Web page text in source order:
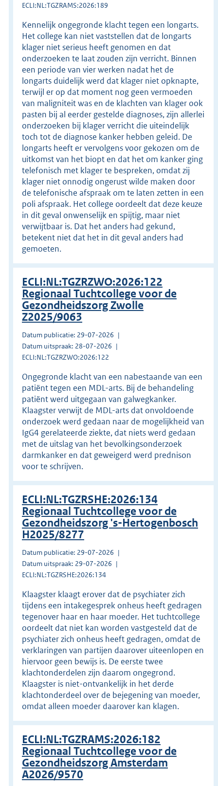
ECLI:NL:TGZRAMS:2026:189
Kennelijk ongegronde klacht tegen een longarts.
Het college kan niet vaststellen dat de longarts
klager niet serieus heeft genomen en dat
onderzoeken te laat zouden zijn verricht. Binnen
een periode van vier werken nadat het de
longarts duidelijk werd dat klager niet opknapte,
terwijl er op dat moment nog geen vermoeden
van maligniteit was en de klachten van klager ook
pasten bij al eerder gestelde diagnoses, zijn allerlei
onderzoeken bij klager verricht die uiteindelijk
toch tot de diagnose kanker hebben geleid. De
longarts heeft er vervolgens voor gekozen om de
uitkomst van het biopt en dat het om kanker ging
telefonisch met klager te bespreken, omdat zij
klager niet onnodig ongerust wilde maken door
de telefonische afspraak om te laten zetten in een
poli afspraak. Het college oordeelt dat deze keuze
in dit geval onwenselijk en spijtig, maar niet
verwijtbaar is. Dat het anders had gekund,
betekent niet dat het in dit geval anders had
gemoeten.
ECLI:NL:TGZRZWO:2026:122
Regionaal Tuchtcollege voor de
Gezondheidszorg Zwolle
Z2025/9063
Datum publicatie: 29-07-2026
Datum uitspraak: 28-07-2026
ECLI:NL:TGZRZWO:2026:122
Ongegronde klacht van een nabestaande van een
patiënt tegen een MDL-arts. Bij de behandeling
patiënt werd uitgegaan van galwegkanker.
Klaagster verwijt de MDL-arts dat onvoldoende
onderzoek werd gedaan naar de mogelijkheid van
IgG4 gerelateerde ziekte, dat niets werd gedaan
met de uitslag van het bevolkingsonderzoek
darmkanker en dat geweigerd werd prednison
voor te schrijven.
ECLI:NL:TGZRSHE:2026:134
Regionaal Tuchtcollege voor de
Gezondheidszorg 's-Hertogenbosch
H2025/8277
Datum publicatie: 29-07-2026
Datum uitspraak: 29-07-2026
ECLI:NL:TGZRSHE:2026:134
Klaagster klaagt erover dat de psychiater zich
tijdens een intakegesprek onheus heeft gedragen
tegenover haar en haar moeder. Het tuchtcollege
oordeelt dat niet kan worden vastgesteld dat de
psychiater zich onheus heeft gedragen, omdat de
verklaringen van partijen daarover uiteenlopen en
hiervoor geen bewijs is. De eerste twee
klachtonderdelen zijn daarom ongegrond.
Klaagster is niet-ontvankelijk in het derde
klachtonderdeel over de bejegening van moeder,
omdat alleen moeder daarover kan klagen.
ECLI:NL:TGZRAMS:2026:182
Regionaal Tuchtcollege voor de
Gezondheidszorg Amsterdam
A2026/9570